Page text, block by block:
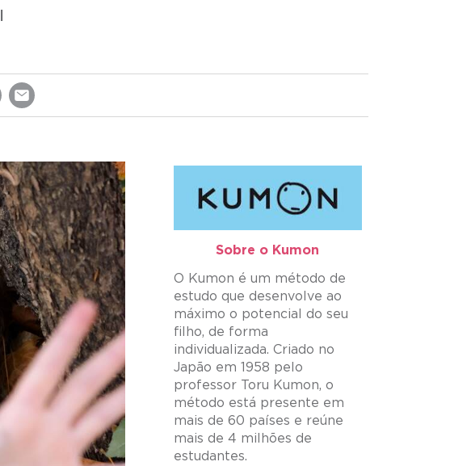
Sobre o Kumon​
O Kumon é um método de
estudo que desenvolve ao
máximo o potencial do seu
filho, de forma
individualizada. Criado no
Japão em 1958 pelo
professor Toru Kumon, o
método está presente em
mais de 60 países e reúne
mais de 4 milhões de
estudantes.